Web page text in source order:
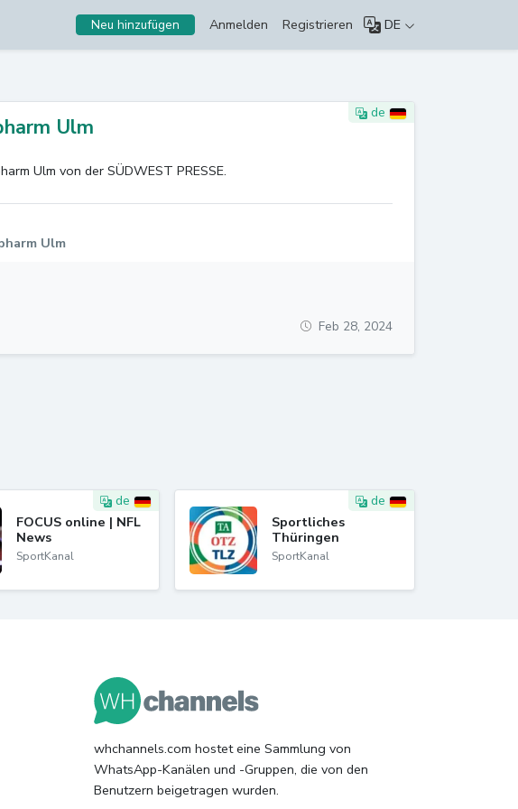
Neu hinzufügen Anmelden Registrieren DE
de
Ulm
Ulm von der SÜDWEST PRESSE.
Ulm
Feb 28, 2024
de
FOCUS online | NFL
News
SportKanal
de
Sportliches
Thüringen
SportKanal
whchannels.com hostet eine Sammlung von
WhatsApp-Kanälen und -Gruppen, die von den
Benutzern beigetragen wurden.